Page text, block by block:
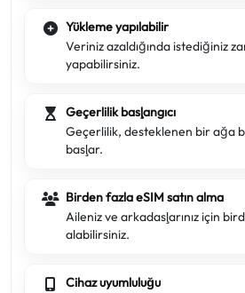
Yükleme yapılabilir
Veriniz azaldığında istediğiniz
yapabilirsiniz.
Geçerlilik başlangıcı
Geçerlilik, desteklenen bir ağa
başlar.
Birden fazla eSIM satın alma
Aileniz ve arkadaşlarınız için
alabilirsiniz.
Cihaz uyumluluğu